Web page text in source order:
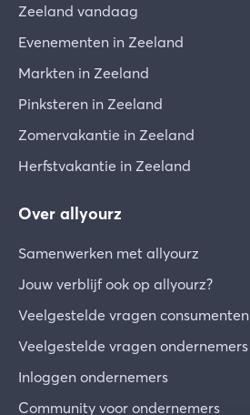
Zeeland vandaag
Evenementen in Zeeland
Markten in Zeeland
Pinksteren in Zeeland
Zomervakantie in Zeeland
Herfstvakantie in Zeeland
Over allyourz
Samenwerken met allyourz
Jouw verblijf ook op allyourz?
Veelgestelde vragen consumenten
Veelgestelde vragen ondernemers
Inloggen ondernemers
Community voor ondernemers